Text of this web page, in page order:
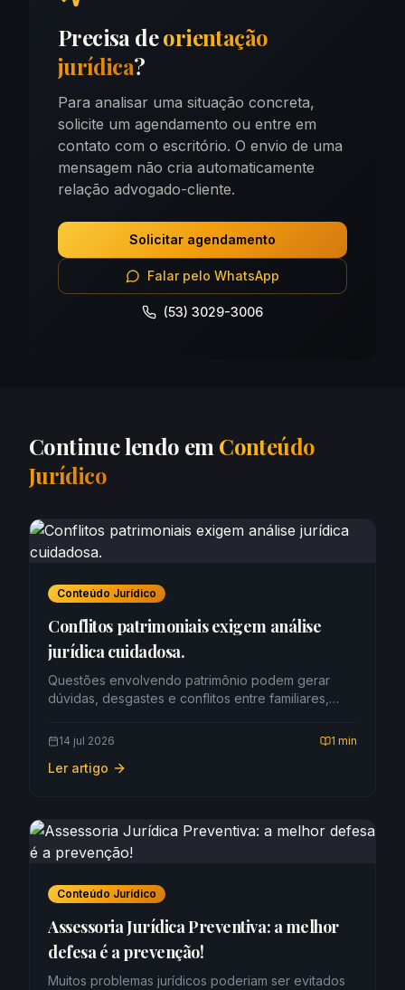
Precisa deorientação
jurídica?
Para analisar uma situação concreta,
solicite um agendamento ou entre em
contato com o escritório. O envio de uma
mensagem não cria automaticamente
relação advogado-cliente.
Solicitar agendamento
Falar pelo WhatsApp
(53) 3029-3006
Continue lendo em Conteúdo
Jurídico
Conteúdo Jurídico
Conflitos patrimoniais exigem análise
jurídica cuidadosa.
Questões envolvendo patrimônio podem gerar
dúvidas, desgastes e conflitos entre familiares,
Nesses casos, a orientação jurídica é fundamental
para analisar documentos, direitos,
responsabilidades e possíveis caminhos para
14 jul 2026 1 min
Ler artigo
Conteúdo Jurídico
Assessoria Jurídica Preventiva: a melhor
defesa é a prevenção!
Muitos problemas jurídicos poderiam ser evitados